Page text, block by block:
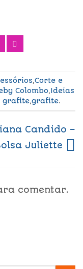
,Corte e
Colombo,Ideias
grafite,grafite.
Candido –
Juliette
comentar.